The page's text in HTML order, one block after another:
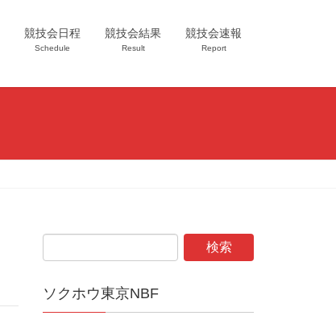
競技会日程
Schedule
競技会結果
Result
競技会速報
Report
ソクホウ東京NBF